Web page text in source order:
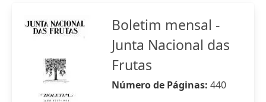
Boletim mensal -
Junta Nacional das
Frutas
Número de Páginas: 440